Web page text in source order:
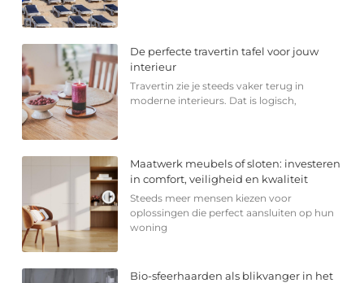
De perfecte travertin tafel voor jouw
interieur
Travertin zie je steeds vaker terug in
moderne interieurs. Dat is logisch,
Maatwerk meubels of sloten: investeren
in comfort, veiligheid en kwaliteit
Steeds meer mensen kiezen voor
oplossingen die perfect aansluiten op hun
woning
Bio-sfeerhaarden als blikvanger in het